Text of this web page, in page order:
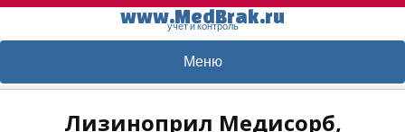
www.MedBrak.ru
учет и контроль
Меню
Лизиноприл Медисорб,